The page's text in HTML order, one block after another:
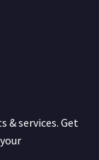
& services. Get